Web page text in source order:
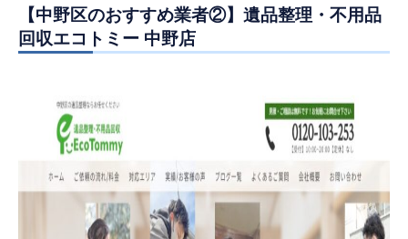
【中野区のおすすめ業者②】遺品整理・不用品
回収エコトミー 中野店